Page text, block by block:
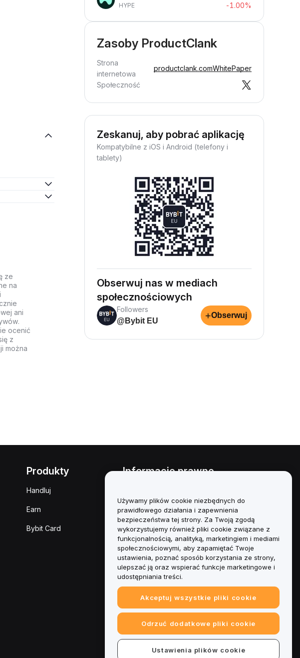
ze
na
ani
ocenić
z
można
HYPE
-1.00%
Zasoby ProductClank
Strona
internetowa
productclank.comWhitePaper
Społeczność
Zeskanuj, aby pobrać aplikację
Kompatybilne z iOS i Android (telefony i
tablety)
Obserwuj nas w mediach
społecznościowych
Followers
@Bybit EU
+Obserwuj
Produkty
Handluj
Earn
Bybit Card
Informacje prawne
interesów
Podsumowanie polityki
powiernictwa i zarządzania
Informacje ESG
Biuletyny informacyjne
kryptoaktywów
Używamy plików cookie niezbędnych do
prawidłowego działania i zapewnienia
bezpieczeństwa tej strony. Za Twoją zgodą
wykorzystujemy również pliki cookie związane z
funkcjonalnością, analityką, marketingiem i mediami
społecznościowymi, aby zapamiętać Twoje
ustawienia, poznać sposób korzystania ze strony,
ulepszać ją oraz wspierać funkcje marketingowe i
udostępniania treści.
Akceptuj wszystkie pliki cookie
Odrzuć dodatkowe pliki cookie
Ustawienia plików cookie